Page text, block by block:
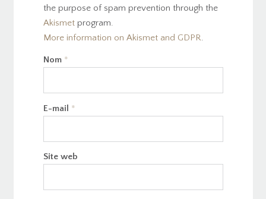
the purpose of spam prevention through the
Akismetprogram.
More information on Akismet and GDPR.
Nom *
E-mail *
Site web